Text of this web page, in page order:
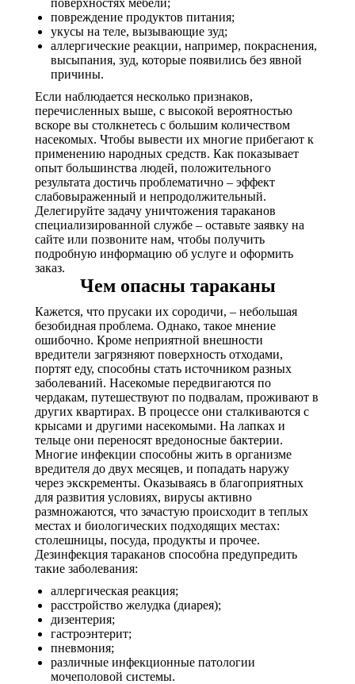
поверхностях мебели;
повреждение продуктов питания;
укусы на теле, вызывающие зуд;
аллергические реакции, например, покраснения,
высыпания, зуд, которые появились без явной
причины.
Если наблюдается несколько признаков,
перечисленных выше, с высокой вероятностью
вскоре вы столкнетесь с большим количеством
насекомых. Чтобы вывести их многие прибегают к
применению народных средств. Как показывает
опыт большинства людей, положительного
результата достичь проблематично – эффект
слабовыраженный и непродолжительный.
Делегируйте задачу уничтожения тараканов
специализированной службе – оставьте заявку на
сайте или позвоните нам, чтобы получить
подробную информацию об услуге и оформить
заказ.
Чем опасны тараканы
Кажется, что прусаки их сородичи, – небольшая
безобидная проблема. Однако, такое мнение
ошибочно. Кроме неприятной внешности
вредители загрязняют поверхность отходами,
портят еду, способны стать источником разных
заболеваний. Насекомые передвигаются по
чердакам, путешествуют по подвалам, проживают в
других квартирах. В процессе они сталкиваются с
крысами и другими насекомыми. На лапках и
тельце они переносят вредоносные бактерии.
Многие инфекции способны жить в организме
вредителя до двух месяцев, и попадать наружу
через экскременты. Оказываясь в благоприятных
для развития условиях, вирусы активно
размножаются, что зачастую происходит в теплых
местах и биологических подходящих местах:
столешницы, посуда, продукты и прочее.
Дезинфекция тараканов способна предупредить
такие заболевания:
аллергическая реакция;
расстройство желудка (диарея);
дизентерия;
гастроэнтерит;
пневмония;
различные инфекционные патологии
мочеполовой системы.